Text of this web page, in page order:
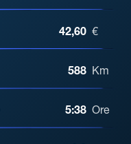
42,60 €
588 Km
5:38 Ore